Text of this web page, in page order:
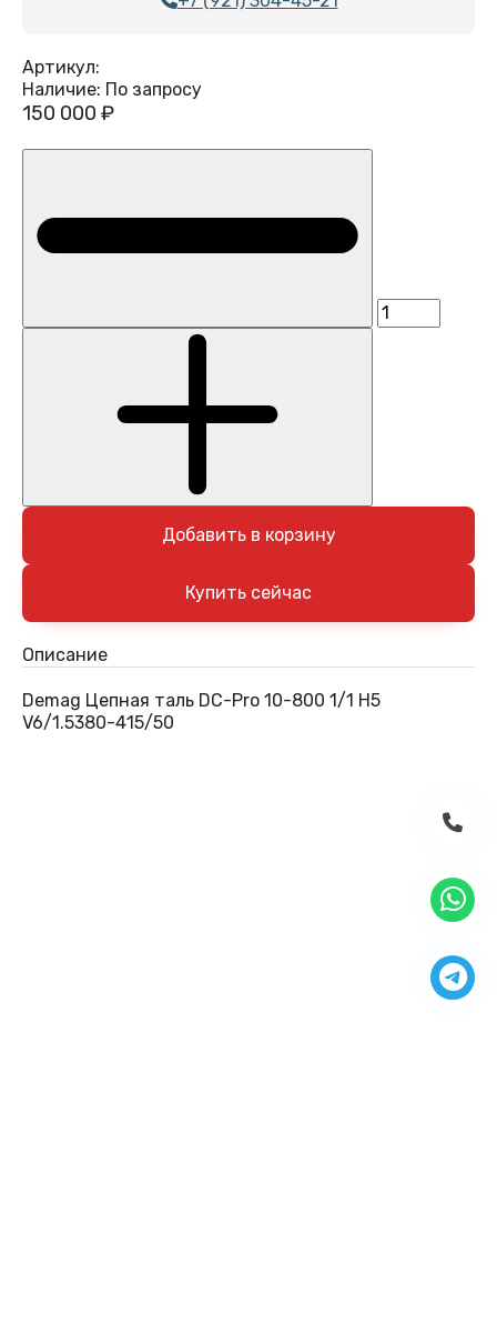
Артикул:
Наличие: По запросу
150 000 ₽
Добавить в корзину
Описание
Demag Цепная таль DC-Pro 10-800 1/1 H5
V6/1.5380-415/50